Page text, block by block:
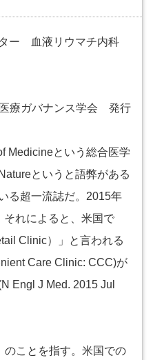
ー 血液リウマチ内科
療ガバナンス学会 発行
Medicineという総合医学
というと語弊がある
る超一流誌だ。2015年
れによると、米国で
Clinic）」と言われる
Care Clinic: CCC)が
Engl J Med. 2015 Jul
のことを指す。米国での